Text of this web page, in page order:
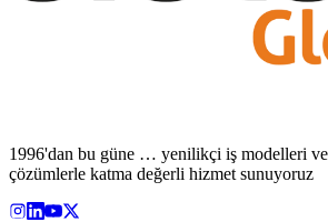
1996'dan bu güne … yenilikçi iş modelleri
çözümlerle katma değerli hizmet sunuyoruz